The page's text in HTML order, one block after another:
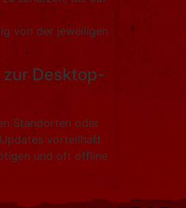
von der jeweiligen
Desktop-
Standorten oder
vorteilhaft
und oft offline